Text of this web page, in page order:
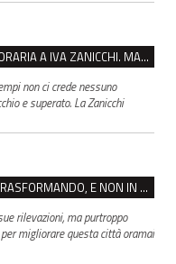
VENTASSO, SÌ ALLA CITTADINANZA ONORARIA A IVA ZANICCHI. MA BARGIACCHI: “È DI PESSIMO GUSTO”
non ci crede nessuno
e superato. La Zanicchi
IL CENTRO STORICO DI REGGIO SI STA TRASFORMANDO, E NON IN MEGLIO
rilevazioni, ma purtroppo
migliorare questa città oramai